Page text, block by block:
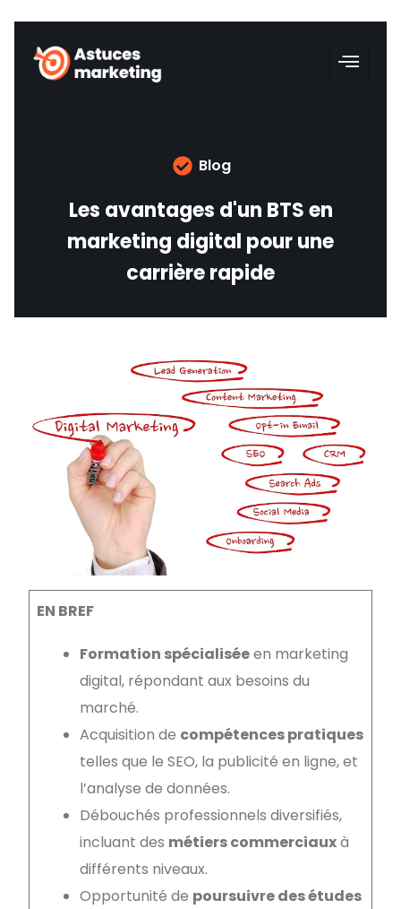
Blog
Les avantages d'un BTS en
marketing digital pour une
carrière rapide
EN BREF
Formation spécialiséeen marketing
digital, répondant aux besoins du
marché.
Acquisition de compétences pratiques
telles que le SEO, la publicité en ligne, et
l’analyse de données.
Débouchés professionnels diversifiés,
incluant des métiers commerciauxà
différents niveaux.
Opportunité de poursuivre des études